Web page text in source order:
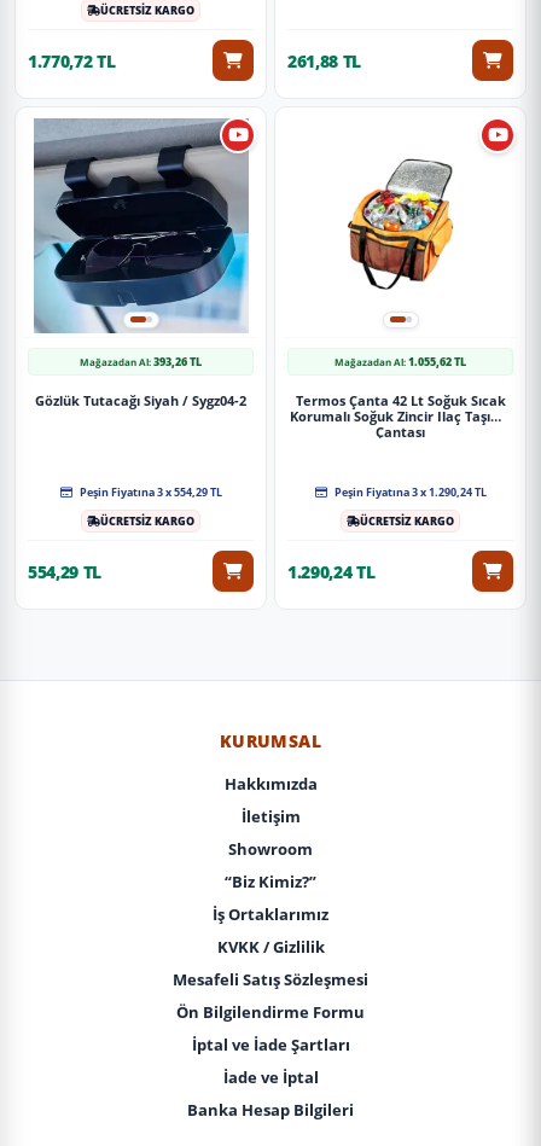
ÜCRETSİZ KARGO
1.770,72 TL 261,88 TL
Mağazadan Al:393,26 TL
Gözlük Tutacağı Siyah / Sygz04-2
Peşin Fiyatına 3 x 554,29 TL
ÜCRETSİZ KARGO
554,29 TL
Mağazadan Al:1.055,62 TL
Termos Çanta 42 Lt Soğuk Sıcak
Korumalı Soğuk Zincir Ilaç Taşıma
Çantası
Peşin Fiyatına 3 x 1.290,24 TL
ÜCRETSİZ KARGO
1.290,24 TL
KURUMSAL
Hakkımızda
İletişim
Showroom
“Biz Kimiz?”
İş Ortaklarımız
KVKK / Gizlilik
Mesafeli Satış Sözleşmesi
Ön Bilgilendirme Formu
İptal ve İade Şartları
İade ve İptal
Banka Hesap Bilgileri